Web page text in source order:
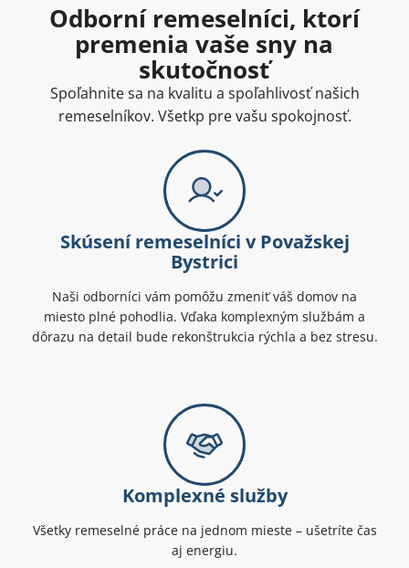
Odborní remeselníci, ktorí
premenia vaše sny na
skutočnosť
Spoľahnite sa na kvalitu a spoľahlivosť našich
remeselníkov. Všetkp pre vašu spokojnosť.
Skúsení remeselníci v Považskej
Bystrici
Naši odborníci vám pomôžu zmeniť váš domov na
miesto plné pohodlia. Vďaka komplexným službám a
dôrazu na detail bude rekonštrukcia rýchla a bez stresu.
Komplexné služby
Všetky remeselné práce na jednom mieste – ušetríte čas
aj energiu.